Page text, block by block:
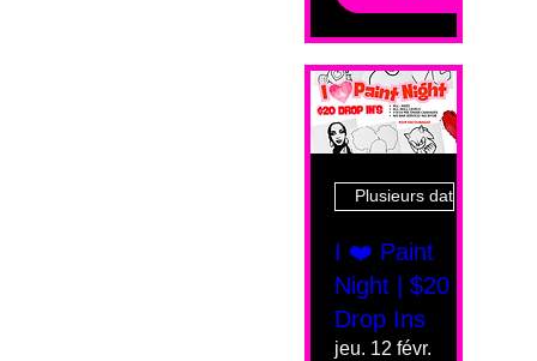
Plusieurs dates
I ❤️ Paint
Night | $20
Drop Ins
jeu. 12 févr.